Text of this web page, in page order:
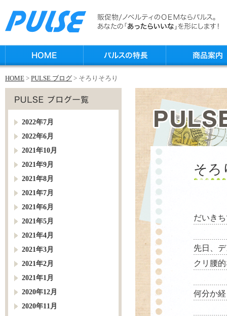
HOME > PULSE ブログ > そろりそろり
2022年7月
2022年6月
2021年10月
2021年9月
2021年8月
2021年7月
2021年6月
2021年5月
2021年4月
2021年3月
2021年2月
2021年1月
2020年12月
2020年11月
そろ
だいき
先日、
クリ腰
何分か